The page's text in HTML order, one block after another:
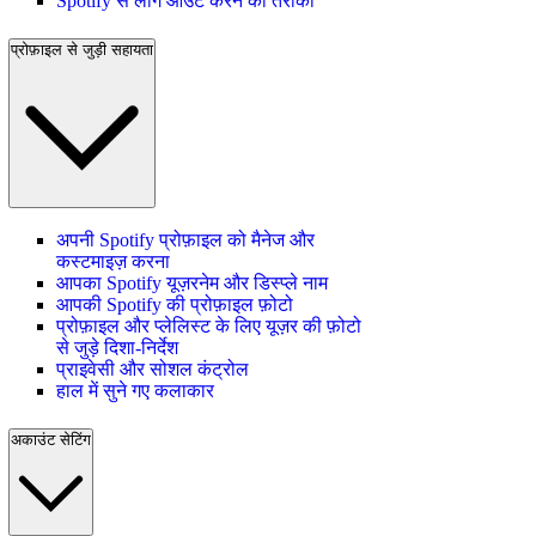
प्रोफ़ाइल से जुड़ी सहायता
अपनी Spotify प्रोफ़ाइल को मैनेज और
कस्टमाइज़ करना
आपका Spotify यूज़रनेम और डिस्प्ले नाम
आपकी Spotify की प्रोफ़ाइल फ़ोटो
प्रोफ़ाइल और प्लेलिस्ट के लिए यूज़र की फ़ोटो
से जुड़े दिशा-निर्देश
प्राइवेसी और सोशल कंट्रोल
हाल में सुने गए कलाकार
अकाउंट सेटिंग